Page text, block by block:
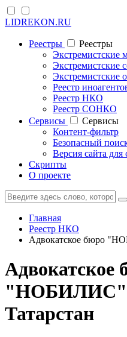
LIDREKON.RU
Реестры
Реестры
Экстремистские
Экстремистские
Экстремистские
Реестр
Реестр НКО
Реестр СОНКО
Cервисы
Cервисы
Контент-фильтр
Безопасный
Версия сайта
Скрипты
О проекте
Главная
Реестр НКО
Адвокатское бюро
Адвокатское
"НОБИЛИС"
Татарстан